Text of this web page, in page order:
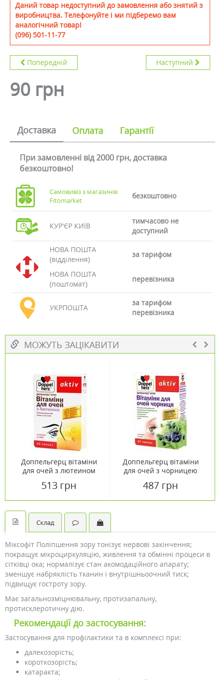
Даний товар недоступний до замовлення або знятий з
виробництва. Телефонуйте і ми підберемо вам
аналогічний товар!
(096) 501-11-77
Попередній Наступний
90 грн
Доставка Оплата Гарантії
При замовленні від 2000 грн, доставка
безкоштовно!
Самовивіз з магазинів
Fitomarket
безкоштовно
КУР'ЄР КИЇВ
тимчасово не
доступний
НОВА ПОШТА
(відділення)
за тарифом
НОВА ПОШТА
(поштомат)
перевізника
УКРПОШТА
за тарифом
перевізника
МОЖУТЬ ЗАЦІКАВИТИ
Доппельгерц вітаміни
для очей з лютеином
513 грн
Доппельгерц вітаміни
для очей з чорницею
487 грн
Склад
Міксофіт Поліпшення зору тонізує нервові закінчення;
покращує мікроциркуляцію, живлення та обмінні процеси в
сітківці ока; нормалізує стан акомодаційного апарату;
зменшує набряклість тканин і внутрішньоочний тиск;
підвищує гостроту зору.
Має загальнозміцнювальну, протизапальну,
протисклеротичну дію.
Рекомендації до застосування:
Застосування для профілактики та в комплексі при:
далекозорість;
короткозорість;
катаракта;